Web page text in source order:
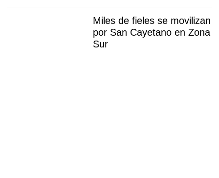
Miles de fieles se movilizan
por San Cayetano en Zona
Sur